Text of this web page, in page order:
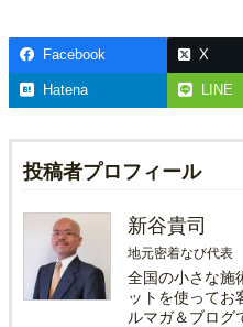
Facebook X
Hatena LINE
投稿者プロフィール
新谷貴司
地元密着なび代表
全国の小さな施
ットを使ってお
ルマガ＆ブログ